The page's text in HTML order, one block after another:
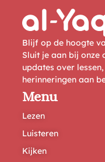
Blijf op de hoogte
Sluit je aan bij
updates over
herinneringen aan
Menu
Lezen
Luisteren
Kijken